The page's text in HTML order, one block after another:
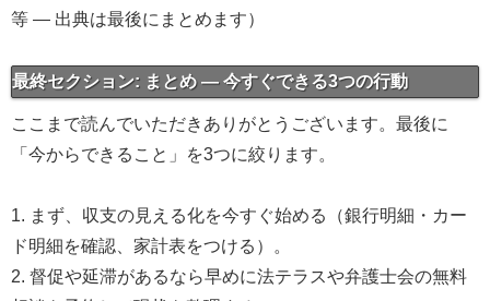
等 — 出典は最後にまとめます）
最終セクション: まとめ — 今すぐできる3つの行動
ここまで読んでいただきありがとうございます。最後に
「今からできること」を3つに絞ります。
1. まず、収支の見える化を今すぐ始める（銀行明細・カー
ド明細を確認、家計表をつける）。
2. 督促や延滞があるなら早めに法テラスや弁護士会の無料